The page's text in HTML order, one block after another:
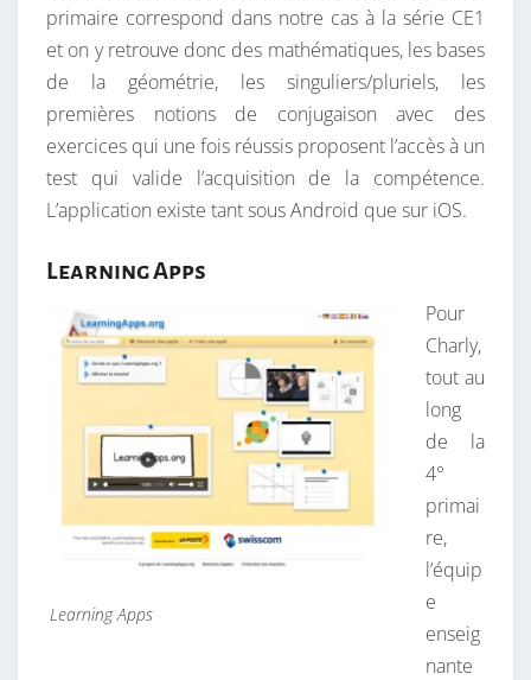
primaire correspond dans notre cas à la série CE1
et on y retrouve donc des mathématiques, les bases
de la géométrie, les singuliers/pluriels, les
premières notions de conjugaison avec des
exercices qui une fois réussis proposent l’accès à un
test qui valide l’acquisition de la compétence.
L’application existe tant sous Android que sur iOS.
Learning Apps
Learning Apps
Pour
Charly,
tout au
long
de la
4°
primai
re,
l’équip
e
enseig
nante